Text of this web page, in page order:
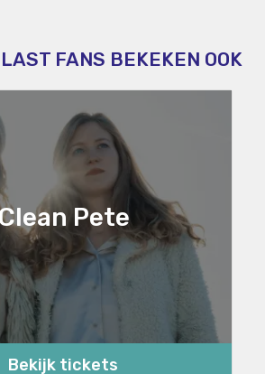
FANS BEKEKEN OOK
Pete
Bekijk tickets